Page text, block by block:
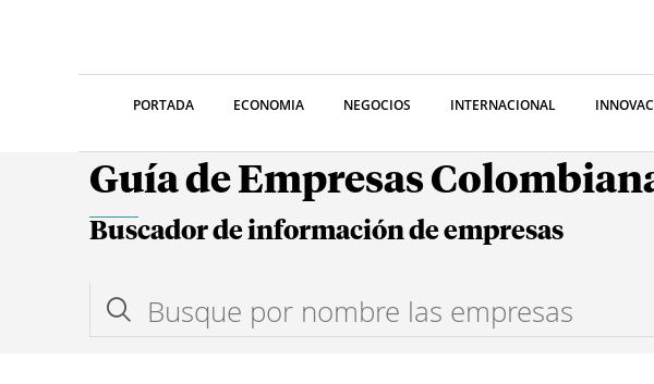
PORTADA ECONOMIA NEGOCIOS INTERNACIONAL
Guía de Empresas
Buscador de información de empresas